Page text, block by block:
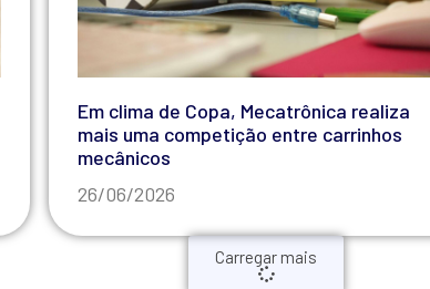
Em clima de Copa, Mecatrônica realiza
mais uma competição entre carrinhos
mecânicos
26/06/2026
Carregar mais